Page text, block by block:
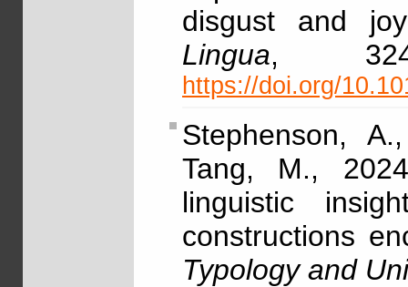
disgust and
Lingua,
https://doi.org/
Stephenson,
Tang, M.,
linguistic
constructions
Typology and